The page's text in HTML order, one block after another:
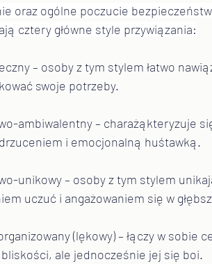
oraz ogólne poczucie
cztery główne style przywiązania:
– osoby z tym stylem łatwo
swoje potrzeby.
ambiwalentny – charażąkteryzuje
i emocjonalną huśtawką.
unikowy – osoby z tym stylem
uczuć i angażowaniem się w
(lękowy) – łączy w
ale jednocześnie jej się boi.